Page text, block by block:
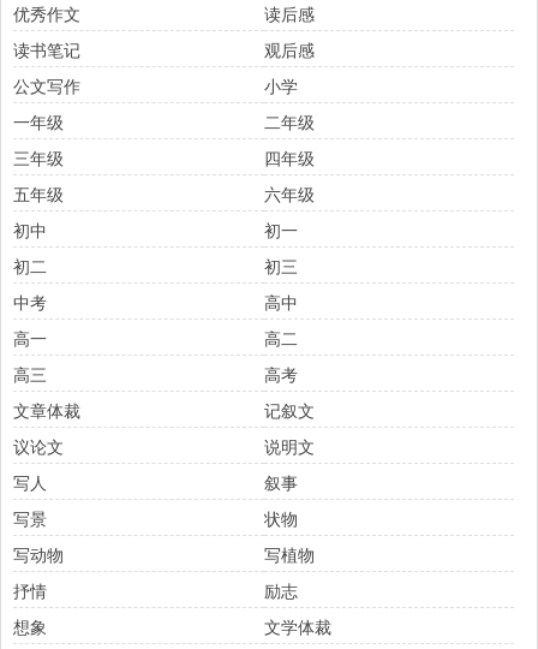
优秀作文
读后感
读书笔记
观后感
公文写作
小学
一年级
二年级
三年级
四年级
五年级
六年级
初中
初一
初二
初三
中考
高中
高一
高二
高三
高考
文章体裁
记叙文
议论文
说明文
写人
叙事
写景
状物
写动物
写植物
抒情
励志
想象
文学体裁